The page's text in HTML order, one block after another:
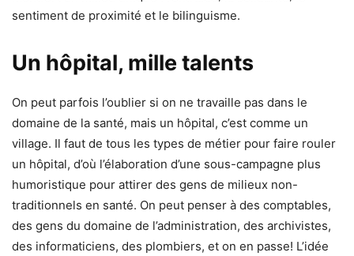
sentiment de proximité et le bilinguisme.
Un hôpital, mille talents
On peut parfois l’oublier si on ne travaille pas dans le
domaine de la santé, mais un hôpital, c’est comme un
village. Il faut de tous les types de métier pour faire rouler
un hôpital, d’où l’élaboration d’une sous-campagne plus
humoristique pour attirer des gens de milieux non-
traditionnels en santé. On peut penser à des comptables,
des gens du domaine de l’administration, des archivistes,
des informaticiens, des plombiers, et on en passe! L’idée